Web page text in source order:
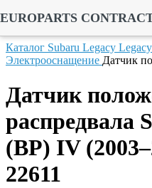
EUROPARTS
Каталог Subaru Legacy
Электрооснащение Датчик
Датчик
распредвала
(BP) IV
22611